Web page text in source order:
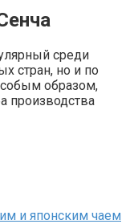
среди
стран, но и по
образом,
производства
и японским чаем